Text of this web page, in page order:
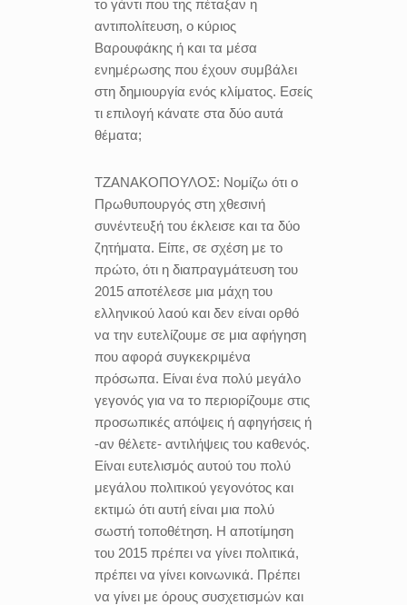
το γάντι που της πέταξαν η
αντιπολίτευση, ο κύριος
Βαρουφάκης ή και τα μέσα
ενημέρωσης που έχουν συμβάλει
στη δημιουργία ενός κλίματος. Εσείς
τι επιλογή κάνατε στα δύο αυτά
θέματα;
ΤΖΑΝΑΚΟΠΟΥΛΟΣ: Νομίζω ότι ο
Πρωθυπουργός στη χθεσινή
συνέντευξή του έκλεισε και τα δύο
ζητήματα. Είπε, σε σχέση με το
πρώτο, ότι η διαπραγμάτευση του
2015 αποτέλεσε μια μάχη του
ελληνικού λαού και δεν είναι ορθό
να την ευτελίζουμε σε μια αφήγηση
που αφορά συγκεκριμένα
πρόσωπα. Είναι ένα πολύ μεγάλο
γεγονός για να το περιορίζουμε στις
προσωπικές απόψεις ή αφηγήσεις ή
-αν θέλετε- αντιλήψεις του καθενός.
Είναι ευτελισμός αυτού του πολύ
μεγάλου πολιτικού γεγονότος και
εκτιμώ ότι αυτή είναι μια πολύ
σωστή τοποθέτηση. Η αποτίμηση
του 2015 πρέπει να γίνει πολιτικά,
πρέπει να γίνει κοινωνικά. Πρέπει
να γίνει με όρους συσχετισμών και